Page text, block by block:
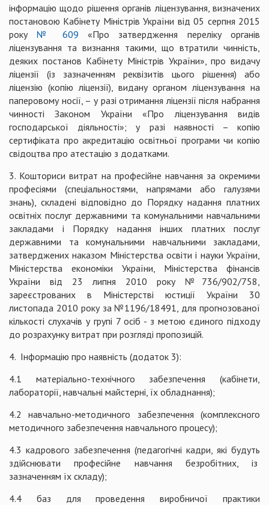
інформацію щодо рішення органів ліцензування, визначених
постановою Кабінету Міністрів України від 05 серпня 2015
року № 609 «Про затвердження переліку органів
ліцензування та визнання такими, що втратили чинність,
деяких постанов Кабінету Міністрів України», про видачу
ліцензії (із зазначенням реквізитів цього рішення) або
ліцензію (копію ліцензії), видану органом ліцензування на
паперовому носії, – у разі отримання ліцензії після набрання
чинності Законом України «Про ліцензування видів
господарської діяльності»; у разі наявності – копію
сертифіката про акредитацію освітньої програми чи копію
свідоцтва про атестацію з додатками.
3. Кошториси витрат на професійне навчання за окремими
професіями (спеціальностями, напрямами або галузями
знань), складені відповідно до Порядку надання платних
освітніх послуг державними та комунальними навчальними
закладами і Порядку надання інших платних послуг
державними та комунальними навчальними закладами,
затверджених наказом Міністерства освіти і науки України,
Міністерства економіки України, Міністерства фінансів
України від 23 липня 2010 року №736/902/758,
зареєстрованих в Міністерстві юстиції України 30
листопада 2010 року за №1196/18491, для прогнозованої
кількості слухачів у групі 7 осіб - з метою єдиного підходу
до розрахунку витрат при розгляді пропозицій.
4. Інформацію про наявність (додаток 3):
4.1 матеріально-технічного забезпечення (кабінети,
лабораторії, навчальні майстерні, їх обладнання);
4.2 навчально-методичного забезпечення (комплексного
методичного забезпечення навчального процесу);
4.3 кадрового забезпечення (педагогічні кадри, які будуть
здійснювати професійне навчання безробітних, із
зазначенням їх складу);
4.4 баз для проведення виробничої практики